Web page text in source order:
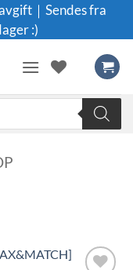
｜Sendes fra
:)